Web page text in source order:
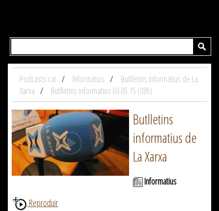
Podcasts.cat Informatius
Butlletins informatius de La
Xarxa
Butlletins informatius 03.05.15 (08h)
Butlletins
informatius de
La Xarxa
Informatius
Reproduir